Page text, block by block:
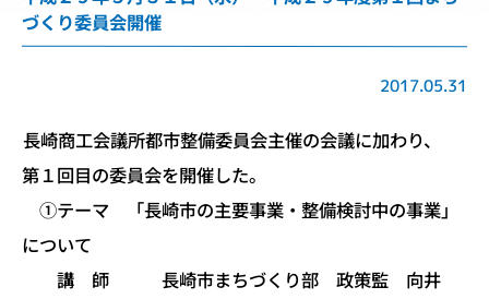
づくり委員会開催
2017.05.31
長崎商工会議所都市整備委員会主催の会議に加わり、
第１回目の委員会を開催した。
①テーマ 「長崎市の主要事業・整備検討中の事業」
について
講 師 長崎市まちづくり部 政策監 向井